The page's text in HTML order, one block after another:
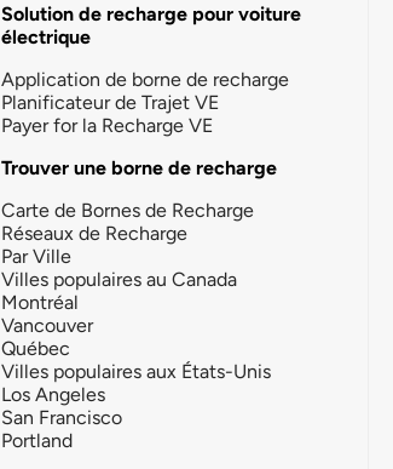
Solution de recharge pour voiture
électrique
Application de borne de recharge
Planificateur de Trajet VE
Payer for la Recharge VE
Trouver une borne de recharge
Carte de Bornes de Recharge
Réseaux de Recharge
Par Ville
Villes populaires au Canada
Montréal
Vancouver
Québec
Villes populaires aux États-Unis
Los Angeles
San Francisco
Portland